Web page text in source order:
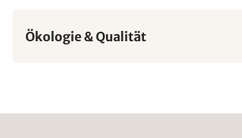
Ökologie & Qualität